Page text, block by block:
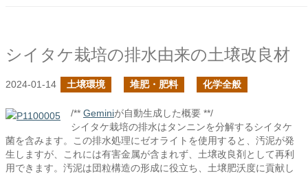
シイタケ栽培の排水由来の土壌改良材
2024-01-14 土壌環境 堆肥・肥料 化学全般
/** Geminiが自動生成した概要 **/
シイタケ栽培の排水はタンニンを分解するシイタケ
菌を含みます。この排水処理にゼオライトを使用すると、汚泥が発
生しますが、これには有害金属が含まれず、土壌改良剤として再利
用できます。汚泥は団粒構造の形成に役立ち、土壌肥沃度に貢献し